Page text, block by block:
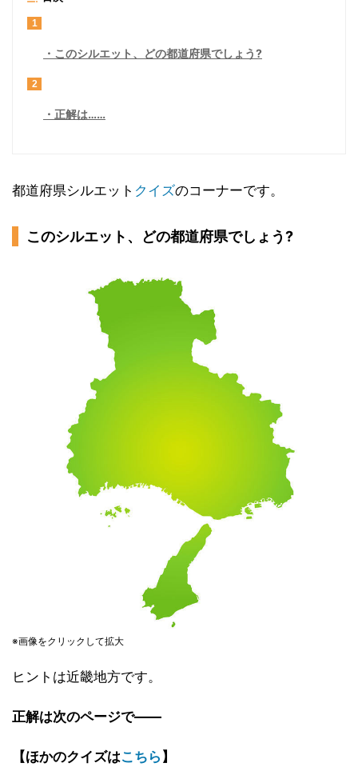
1
このシルエット、どの都道府県でしょう?
2
正解は……
都道府県シルエット クイズのコーナーです。
このシルエット、どの都道府県でしょう?
※画像をクリックして拡大
ヒントは近畿地方です。
正解は次のページで――
【ほかのクイズはこちら 】